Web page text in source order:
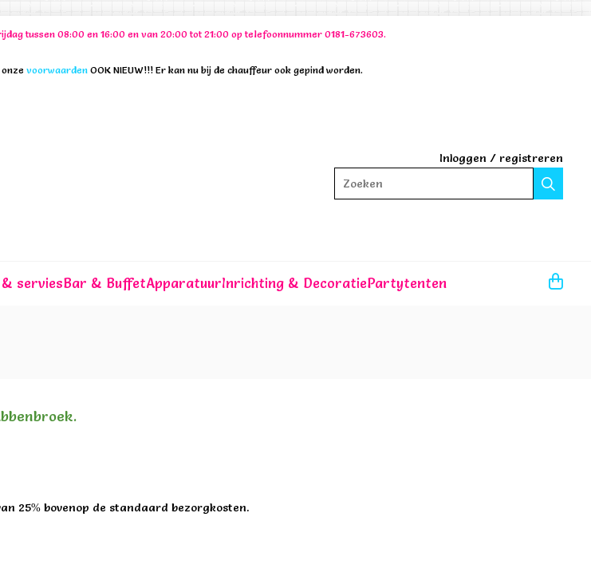
tussen 08:00 en 16:00 en van 20:00 tot 21:00 op telefoonnummer 0181-673603.
voorwaarden OOK NIEUW!!! Er kan nu bij de chauffeur ook gepind worden.
Inloggen / registreren
Zoeken
serviesBar & BuffetApparatuurInrichting & DecoratiePartytenten
25% bovenop de standaard bezorgkosten.